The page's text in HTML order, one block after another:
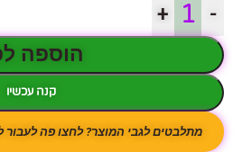
-
+
הוספה
קנה עכשיו
מתלבטים לגבי המוצר? לחצו פה לעבור